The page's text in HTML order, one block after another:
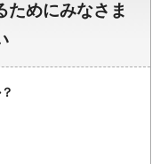
ためにみなさま